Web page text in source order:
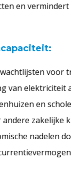
en
voor
van elektriciteit
en
zakelijke
nadelen